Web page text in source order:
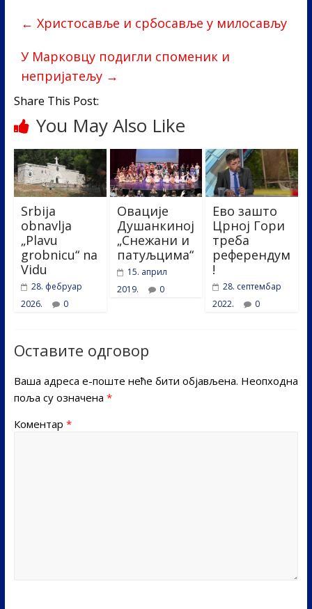
b
o
o
k
er e
dI
n
e
← Христосавље и србосавље у милосављу
У Марковцу подигли споменик и
непријатељу →
Share This Post:
You May Also Like
Srbija
obnavlja
„Plavu
grobnicu“ na
Vidu
28. фебруар
2026.
0
Овације
Душанкиној
„Снежани и
патуљцима“
15. април
2019.
0
Ево зашто
Црној Гори
треба
референдум
!
28. септембар
2022.
0
Оставите одговор
Ваша адреса е-поште неће бити објављена. Неопходна
поља су означена *
Коментар *